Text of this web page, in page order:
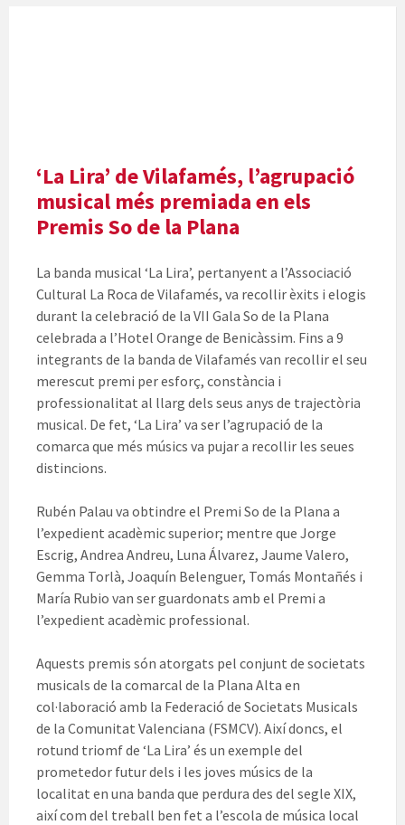
‘La Lira’ de Vilafamés, l’agrupació
musical més premiada en els
Premis So de la Plana
La banda musical ‘La Lira’, pertanyent a l’Associació
Cultural La Roca de Vilafamés, va recollir èxits i elogis
durant la celebració de la VII Gala So de la Plana
celebrada a l’Hotel Orange de Benicàssim. Fins a 9
integrants de la banda de Vilafamés van recollir el seu
merescut premi per esforç, constància i
professionalitat al llarg dels seus anys de trajectòria
musical. De fet, ‘La Lira’ va ser l’agrupació de la
comarca que més músics va pujar a recollir les seues
distincions.
Rubén Palau va obtindre el Premi So de la Plana a
l’expedient acadèmic superior; mentre que Jorge
Escrig, Andrea Andreu, Luna Álvarez, Jaume Valero,
Gemma Torlà, Joaquín Belenguer, Tomás Montañés i
María Rubio van ser guardonats amb el Premi a
l’expedient acadèmic professional.
Aquests premis són atorgats pel conjunt de societats
musicals de la comarcal de la Plana Alta en
col·laboració amb la Federació de Societats Musicals
de la Comunitat Valenciana (FSMCV). Així doncs, el
rotund triomf de ‘La Lira’ és un exemple del
prometedor futur dels i les joves músics de la
localitat en una banda que perdura des del segle XIX,
així com del treball ben fet a l’escola de música local